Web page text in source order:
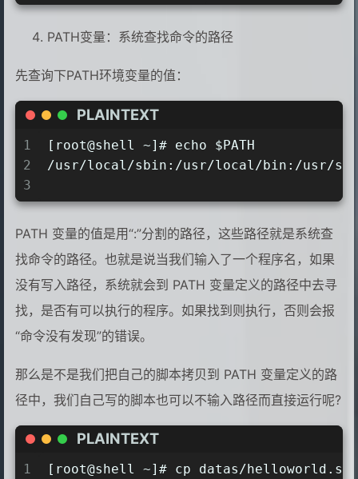
PATH变量：系统查找命令的路径
先查询下PATH环境变量的值：
PLAINTEXT
1
2
3
[root@shell ~]# echo $PATH
/usr/local/sbin:/usr/local/bin:/usr/
PATH 变量的值是用“:”分割的路径，这些路径就是系统查
找命令的路径。也就是说当我们输入了一个程序名，如果
没有写入路径，系统就会到 PATH 变量定义的路径中去寻
找，是否有可以执行的程序。如果找到则执行，否则会报
“命令没有发现”的错误。
那么是不是我们把自己的脚本拷贝到 PATH 变量定义的路
径中，我们自己写的脚本也可以不输入路径而直接运行呢?
PLAINTEXT
1
[root@shell ~]# cp datas/